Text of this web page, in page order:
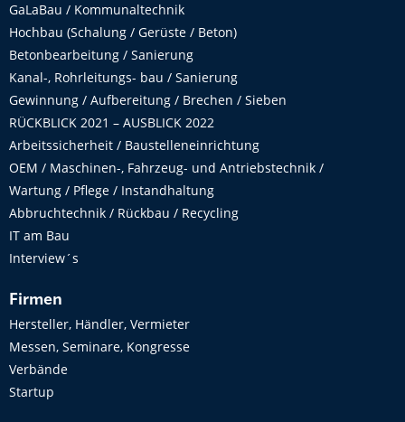
GaLaBau / Kommunaltechnik
Hochbau (Schalung / Gerüste / Beton)
Betonbearbeitung / Sanierung
Kanal-, Rohrleitungs- bau / Sanierung
Gewinnung / Aufbereitung / Brechen / Sieben
RÜCKBLICK 2021 – AUSBLICK 2022
Arbeitssicherheit / Baustelleneinrichtung
OEM / Maschinen-, Fahrzeug- und Antriebstechnik /
Wartung / Pflege / Instandhaltung
Abbruchtechnik / Rückbau / Recycling
IT am Bau
Interview´s
Firmen
Hersteller, Händler, Vermieter
Messen, Seminare, Kongresse
Verbände
Startup